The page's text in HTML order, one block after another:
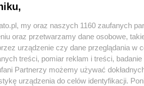
my oraz naszych 1160 zaufanych
oraz przetwarzamy dane osobowe,
urządzenie czy dane przeglądania w
treści, pomiar reklam i treści,
Partnerzy możemy używać
urządzenia do celów identyfikacji.